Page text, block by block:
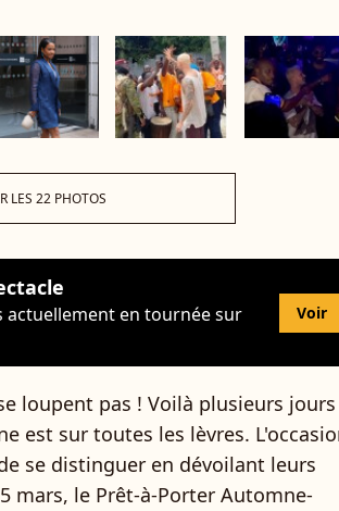
LES 22 PHOTOS
actuellement en tournée sur
Voir
loupent pas ! Voilà plusieurs jours
est sur toutes les lèvres.
se distinguer en dévoilant leurs
mars, le Prêt-à-Porter Automne-